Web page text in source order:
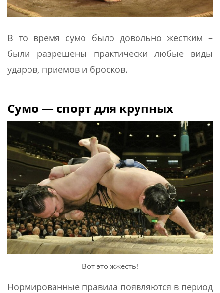
В то время сумо было довольно жестким –
были разрешены практически любые виды
ударов, приемов и бросков.
Сумо — спорт для крупных
Вот это жжесть!
Нормированные правила появляются в период